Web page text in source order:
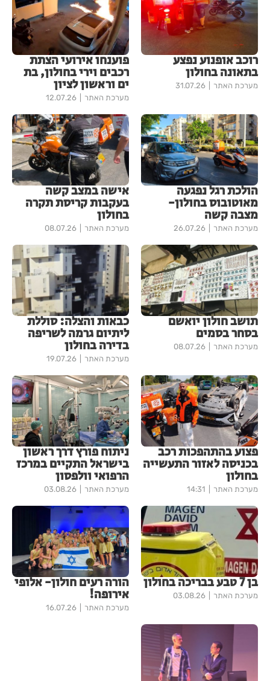
רוכב אופנוע נפצע
בתאונה בחולון
מערכת האתר 31.07.26
פוענחו אירועי הצתת
רכבים וירי בחולון, בת
ים וראשון לציון
מערכת האתר 12.07.26
הולכת רגל נפגעה
מאוטובוס בחולון-
מצבה קשה
מערכת האתר 26.07.26
אישה במצב קשה
בעקבות קריסת תקרה
בחולון
מערכת האתר 08.07.26
תושב חולון יואשם
בסחר בסמים
מערכת האתר 08.07.26
כבאות והצלה: סוללת
ליתיום גרמה לשריפה
בדירה בחולון
מערכת האתר 19.07.26
פצוע בהתהפכות רכב
בכניסה לאזור התעשייה
בחולון
מערכת האתר 14:31
ניתוח פורץ דרך ראשון
בישראל התקיים במרכז
הרפואי וולפסון
מערכת האתר 03.08.26
בן 7 טבע בבריכה בחולון
מערכת האתר 03.08.26
הורה רעים חולון- אלופי
אירופה!
מערכת האתר 16.07.26